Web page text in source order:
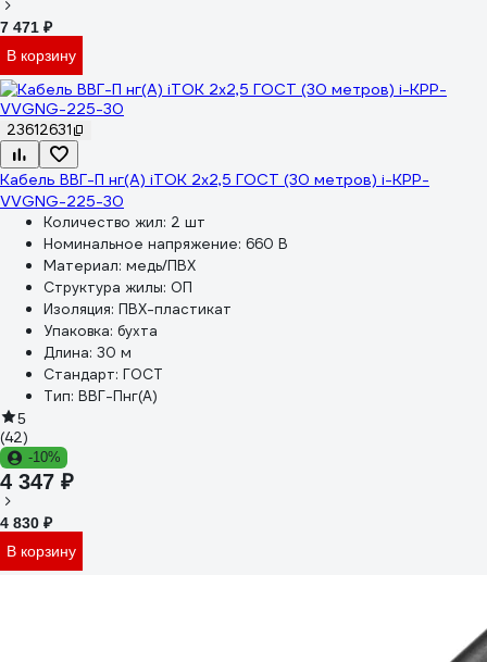
7 471 ₽
В корзину
23612631
Кабель ВВГ-П нг(А) iTOK 2x2,5 ГОСТ (30 метров) i-KPP-
VVGNG-225-30
Количество жил: 2 шт
Номинальное напряжение: 660 В
Материал: медь/ПВХ
Структура жилы: ОП
Изоляция: ПВХ-пластикат
Упаковка: бухта
Длина: 30 м
Стандарт: ГОСТ
Тип: ВВГ-Пнг(А)
5
(42)
-10%
4 347 ₽
4 830 ₽
В корзину